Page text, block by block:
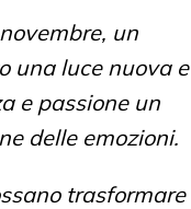
un
una luce nuova e
e passione un
delle emozioni.
trasformare